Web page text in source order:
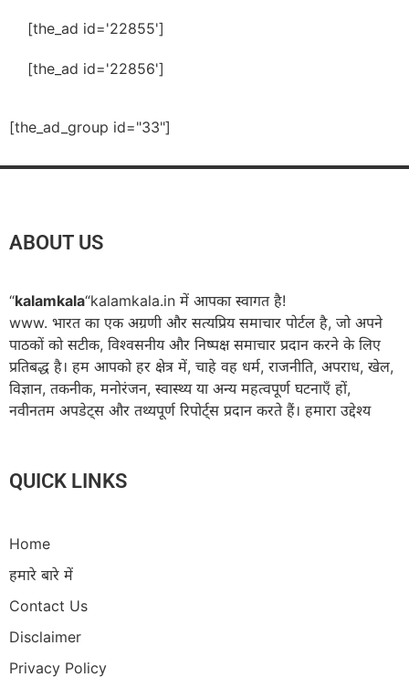
[the_ad id='22855']
[the_ad id='22856']
[the_ad_group id="33"]
ABOUT US
“kalamkala“kalamkala.in में आपका स्वागत है!
www. भारत का एक अग्रणी और सत्यप्रिय समाचार पोर्टल है, जो अपने
पाठकों को सटीक, विश्वसनीय और निष्पक्ष समाचार प्रदान करने के लिए
प्रतिबद्ध है। हम आपको हर क्षेत्र में, चाहे वह धर्म, राजनीति, अपराध, खेल,
विज्ञान, तकनीक, मनोरंजन, स्वास्थ्य या अन्य महत्वपूर्ण घटनाएँ हों,
नवीनतम अपडेट्स और तथ्यपूर्ण रिपोर्ट्स प्रदान करते हैं। हमारा उद्देश्य
QUICK LINKS
Home
हमारे बारे में
Contact Us
Disclaimer
Privacy Policy